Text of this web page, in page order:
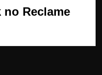
no Reclame